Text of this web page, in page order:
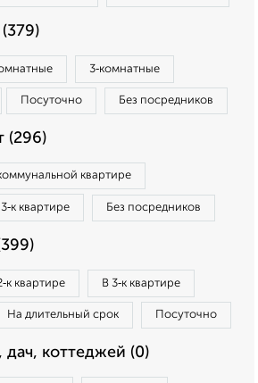
3‑комнатные
Посуточно Без посредников
(296)
квартире
3‑к квартире Без посредников
квартире В 3‑к квартире
На длительный срок Посуточно
коттеджей (0)